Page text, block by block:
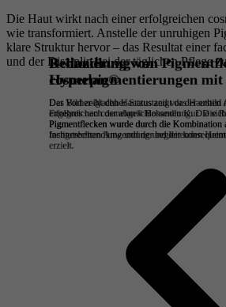
Reduzierung von
cosmelan®
Der Vorher-Nachher-Status zeigt das Hautbild
erfolgreichen cosmelan® Behandlung. Die
Pigmentflecken wurde durch die Kombination
fachgerechten Anwendung und der
erzielt.
Behandlung von
Hyperpigmentierungen mit
Das Bild zeigt den Hautzustand vor der ersten
Ergebnis nach der abgeschlossenen Kur. Die
Pigmentflecken wurde durch die Kombination
Institutsbehandlung und der begleitenden
Die Haut wirkt nach einer erfolgreichen
wie transformiert. Anstelle der unruhigen
klare Struktur hervor – das Resultat einer
und der Disziplin bei der täglichen Pflege